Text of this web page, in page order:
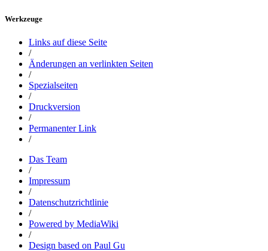
Werkzeuge
Links auf diese Seite
/
Änderungen an verlinkten Seiten
/
Spezialseiten
/
Druckversion
/
Permanenter Link
/
Das Team
/
Impressum
/
Datenschutzrichtlinie
/
Powered by MediaWiki
/
Design based on Paul Gu